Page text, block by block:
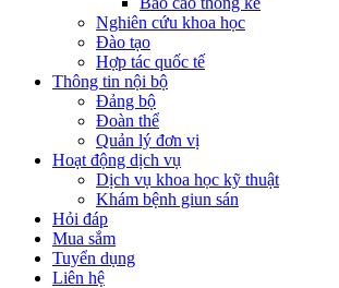
Nghiên cứu khoa học
Đào tạo
Hợp tác quốc tế
Thông tin nội bộ
Đảng bộ
Đoàn thể
Quản lý đơn vị
Hoạt động dịch vụ
Dịch vụ khoa học kỹ thuật
Khám bệnh giun sán
Hỏi đáp
Mua sắm
Tuyển dụng
Liên hệ